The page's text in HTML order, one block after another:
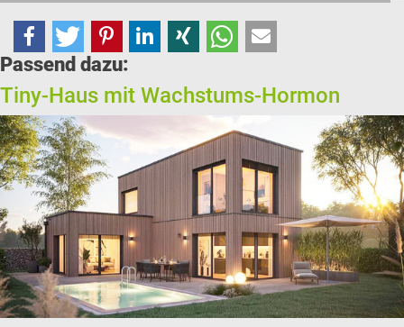
Passend dazu:
Tiny-Haus mit Wachstums-Hormon